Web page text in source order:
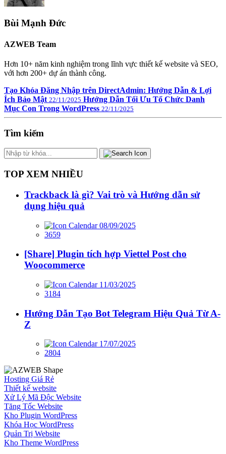
Bùi Mạnh Đức
AZWEB Team
Hơn 10+ năm kinh nghiệm trong lĩnh vực thiết kế website và SEO,
với hơn 200+ dự án thành công.
Tạo Khóa Đăng Nhập trên DirectAdmin: Hướng Dẫn & Lợi
Ích Bảo Mật 22/11/2025 Hướng Dẫn Tối Ưu Tổ Chức Danh
Mục Con Trong WordPress 22/11/2025
Tìm kiếm
TOP XEM NHIỀU
Trackback là gì? Vai trò và Hướng dẫn sử
dụng hiệu quả
08/09/2025
3659
[Share] Plugin tích hợp Viettel Post cho
Woocommerce
11/03/2025
3184
Hướng Dẫn Tạo Bot Telegram Hiệu Quả Từ A-
Z
17/07/2025
2804
Hosting Giá Rẻ
Thiết kế website
Xử Lý Mã Độc Website
Tăng Tốc Website
Kho Plugin WordPress
Khóa Học WordPress
Quản Trị Website
Kho Theme WordPress